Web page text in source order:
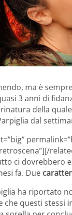
ma è
3 anni di
della
dal
ci dovrebbero
fa. Due
ha riportato
che questi stessi